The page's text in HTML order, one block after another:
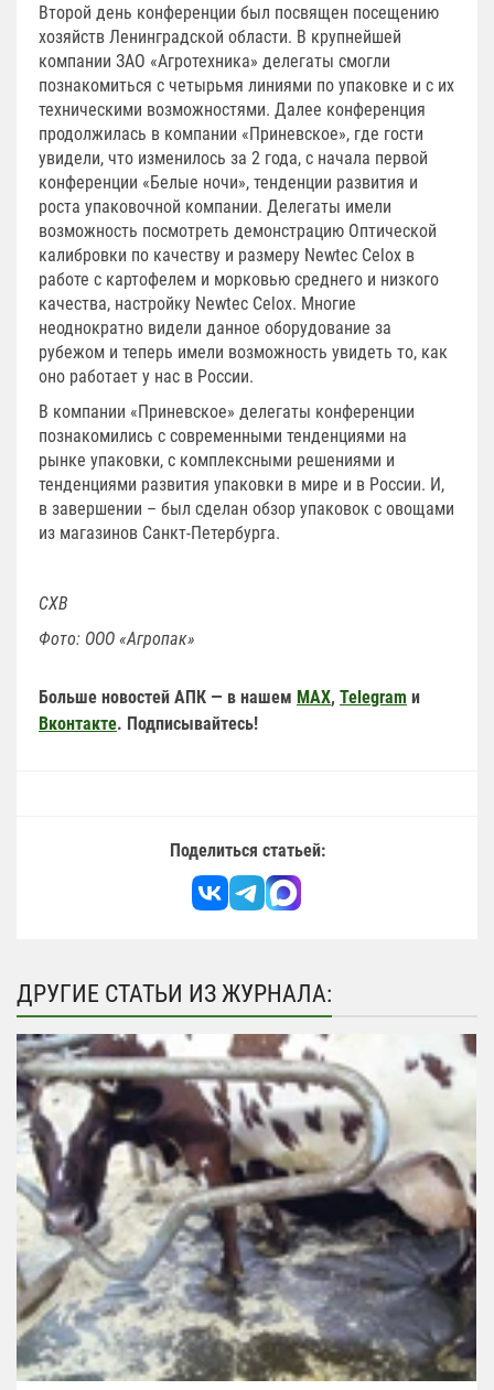
Второй день конференции был посвящен посещению
хозяйств Ленинградской области. В крупнейшей
компании ЗАО «Агротехника» делегаты смогли
познакомиться с четырьмя линиями по упаковке и с их
техническими возможностями. Далее конференция
продолжилась в компании «Приневское», где гости
увидели, что изменилось за 2 года, с начала первой
конференции «Белые ночи», тенденции развития и
роста упаковочной компании. Делегаты имели
возможность посмотреть демонстрацию Оптической
калибровки по качеству и размеру Newtec Celox в
работе с картофелем и морковью среднего и низкого
качества, настройку Newtec Celox. Многие
неоднократно видели данное оборудование за
рубежом и теперь имели возможность увидеть то, как
оно работает у нас в России.
В компании «Приневское» делегаты конференции
познакомились с современными тенденциями на
рынке упаковки, с комплексными решениями и
тенденциями развития упаковки в мире и в России. И,
в завершении – был сделан обзор упаковок с овощами
из магазинов Санкт-Петербурга.
СХВ
Фото: ООО «Агропак»
Больше новостей АПК — в нашем MAX, Telegram и
Вконтакте. Подписывайтесь!
Поделиться статьей:
ДРУГИЕ СТАТЬИ ИЗ ЖУРНАЛА: